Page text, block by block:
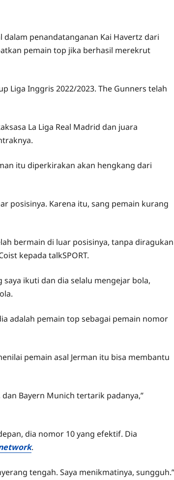
penandatanganan Kai Havertz dari
pemain top jika berhasil merekrut
Liga Inggris 2022/2023. The Gunners telah
La Liga Real Madrid dan juara
itu diperkirakan akan hengkang dari
posisinya. Karena itu, sang pemain kurang
bermain di luar posisinya, tanpa diragukan
kepada talkSPORT.
ikuti dan dia selalu mengejar bola,
adalah pemain top sebagai pemain nomor
pemain asal Jerman itu bisa membantu
Bayern Munich tertarik padanya,”
dia nomor 10 yang efektif. Dia
.
tengah. Saya menikmatinya, sungguh.”